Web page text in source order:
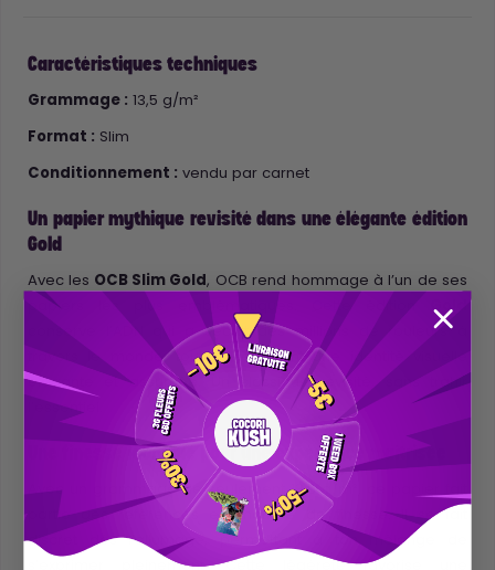
Caractéristiques techniques
Grammage : 13,5 g/m²
Format : Slim
Conditionnement : vendu par carnet
Un papier mythique revisité dans une élégante édition
Gold
Avec les OCB Slim Gold, OCB rend hommage à l’un de ses
papiers les plus emblématiques. Cette édition
Gold
conserve l’ADN qui a séduit des millions de rouleurs à
travers le monde, tout en affichant une identité visuelle
élégante et assumée. Un classique revisité, sans trahir
l’essentiel.
Une finesse iconique pour une expérience maîtrisée
Avec un grammage de seulement 13,5 g/m², ce papier fait
partie des références en matière de finesse. Il se fait
discret dès l’allumage, permettant à ton mélange de
s’exprimer pleinement. Cette légèreté favorise une